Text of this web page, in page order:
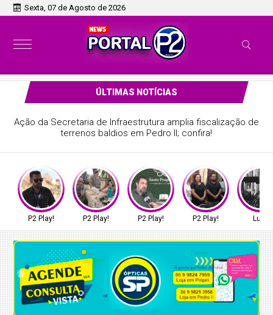
Sexta, 07 de Agosto de 2026
ÚLTIMAS NOTÍCIAS
Ação da Secretaria de Infraestrutura amplia fiscalização de
terrenos baldios em Pedro II; confira!
P2 Play! P2 Play! P2 Play! P2 Play! Luto